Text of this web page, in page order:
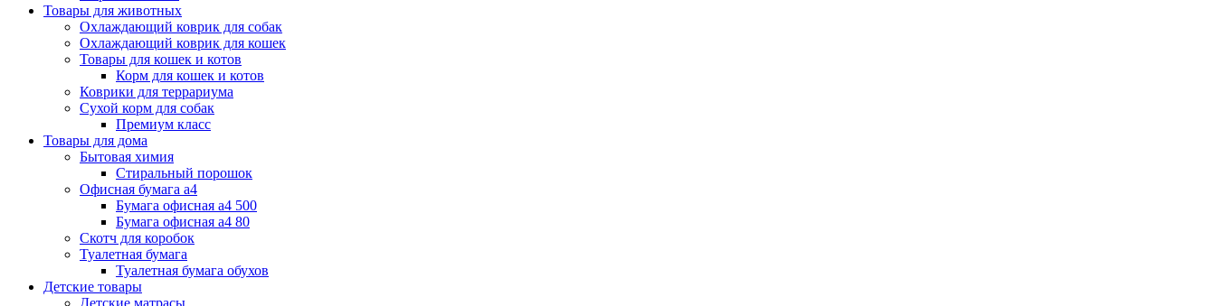
Товары для животных
Охлаждающий коврик для собак
Охлаждающий коврик для кошек
Товары для кошек и котов
Корм для кошек и котов
Коврики для террариума
Сухой корм для собак
Премиум класс
Товары для дома
Бытовая химия
Стиральный порошок
Офисная бумага а4
Бумага офисная а4 500
Бумага офисная а4 80
Скотч для коробок
Туалетная бумага
Туалетная бумага обухов
Детские товары
Детские матрасы